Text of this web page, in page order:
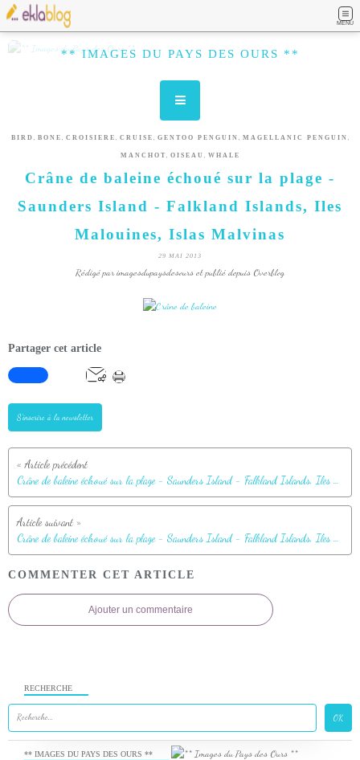
MENU
** IMAGES DU PAYS DES OURS **
BIRD , BONE , CROISIERE , CRUISE , GENTOO PENGUIN , MAGELLANIC PENGUIN ,
MANCHOT, OISEAU , WHALE
Crâne de baleine échoué sur la plage -
Saunders Island - Falkland Islands, Iles
Malouines, Islas Malvinas
29 MAI 2013
Rédigé par imagesdupaysdesours et publié depuis Overblog
Partager cet article
S'inscrire à la newsletter
Crâne de baleine échoué sur la plage - Saunders Island - Falkland Islands, Iles Malouines, Islas Malvinas
Crâne de baleine échoué sur la plage - Saunders Island - Falkland Islands, Iles Malouines, Islas Malvinas
COMMENTER CET ARTICLE
Ajouter un commentaire
RECHERCHE
** IMAGES DU PAYS DES OURS **